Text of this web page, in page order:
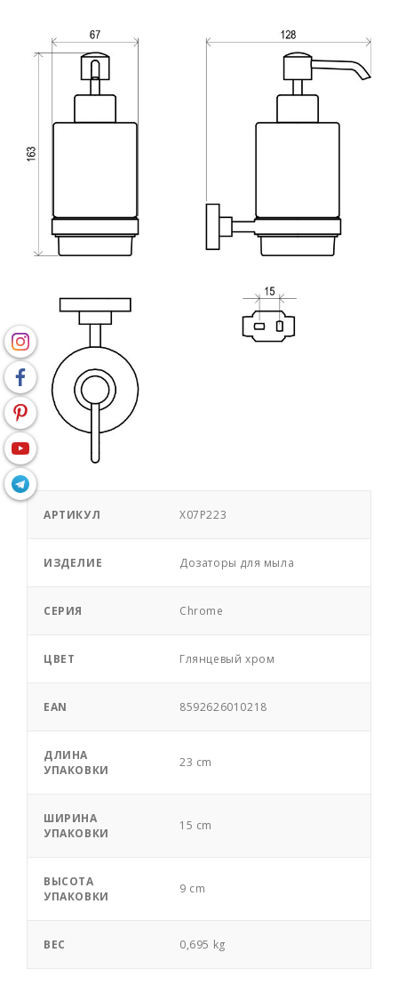
АРТИКУЛ X07P223
ИЗДЕЛИЕ Дозаторы для мыла
СЕРИЯ Chrome
ЦВЕТ Глянцевый хром
EAN 8592626010218
ДЛИНА
УПАКОВКИ
23 cm
ШИРИНА
УПАКОВКИ
15 cm
ВЫСОТА
УПАКОВКИ
9 cm
ВЕС 0,695 kg